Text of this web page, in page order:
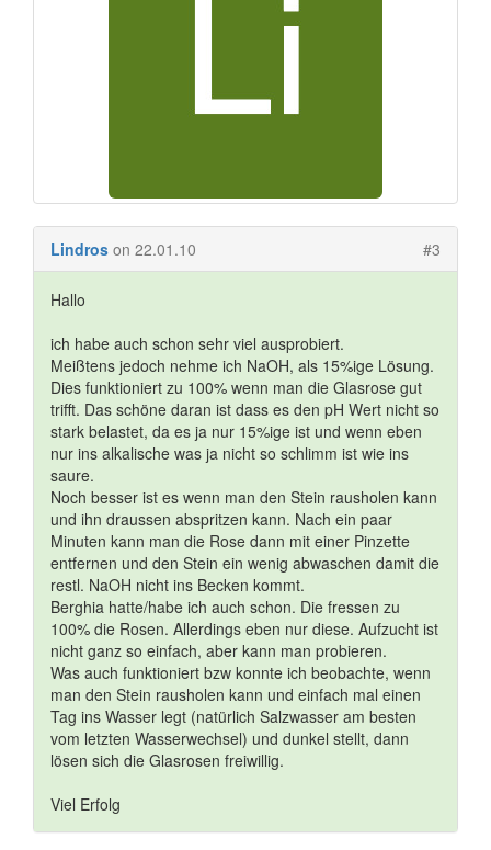
Lindros on 22.01.10 #3
Hallo
ich habe auch schon sehr viel ausprobiert.
Meißtens jedoch nehme ich NaOH, als 15%ige Lösung.
Dies funktioniert zu 100% wenn man die Glasrose gut
trifft. Das schöne daran ist dass es den pH Wert nicht so
stark belastet, da es ja nur 15%ige ist und wenn eben
nur ins alkalische was ja nicht so schlimm ist wie ins
saure.
Noch besser ist es wenn man den Stein rausholen kann
und ihn draussen abspritzen kann. Nach ein paar
Minuten kann man die Rose dann mit einer Pinzette
entfernen und den Stein ein wenig abwaschen damit die
restl. NaOH nicht ins Becken kommt.
Berghia hatte/habe ich auch schon. Die fressen zu
100% die Rosen. Allerdings eben nur diese. Aufzucht ist
nicht ganz so einfach, aber kann man probieren.
Was auch funktioniert bzw konnte ich beobachte, wenn
man den Stein rausholen kann und einfach mal einen
Tag ins Wasser legt (natürlich Salzwasser am besten
vom letzten Wasserwechsel) und dunkel stellt, dann
lösen sich die Glasrosen freiwillig.
Viel Erfolg